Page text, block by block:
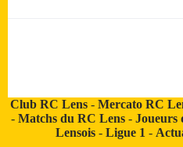
Club RC Lens -Mercato RC
- Matchs du RC Lens- Joueurs
Lensois- Ligue 1 -